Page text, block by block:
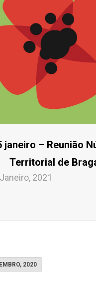
janeiro – Reunião
Territorial de
2021
2020